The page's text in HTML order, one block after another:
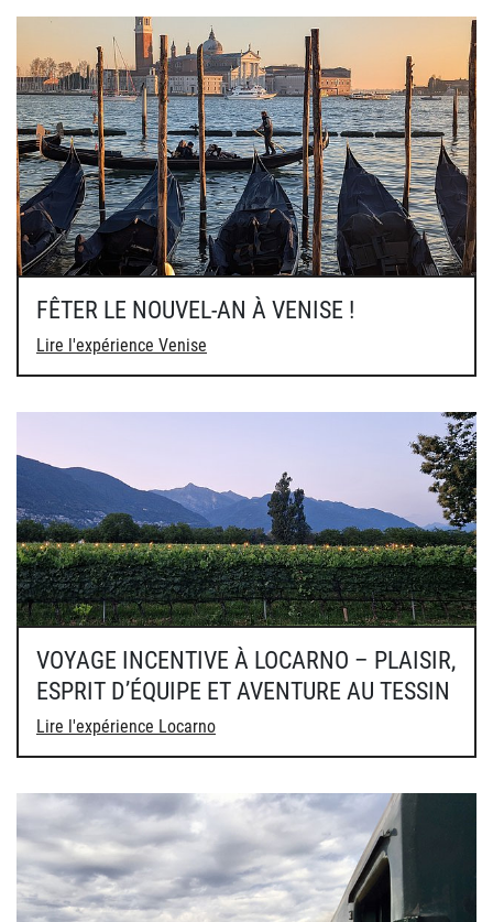
FÊTER LE NOUVEL-AN À VENISE !
Lire l'expérience Venise
VOYAGE INCENTIVE À LOCARNO – PLAISIR,
ESPRIT D’ÉQUIPE ET AVENTURE AU TESSIN
Lire l'expérience Locarno